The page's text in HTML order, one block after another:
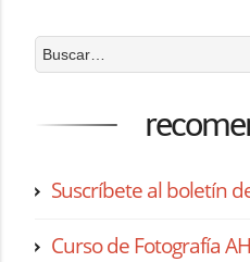
Suscríbete al boletín
Curso de Fotografía